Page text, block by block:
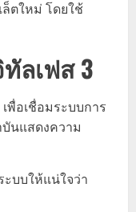
ตใหม่ โดยใช้
ลเฟส 3
พื่อเชื่อมระบบการ
บันแสดงความ
บบให้แน่ใจว่า